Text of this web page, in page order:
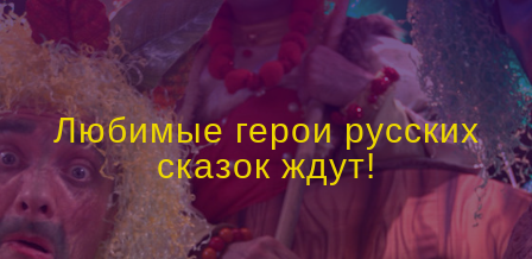
Любимые герои русских
сказок ждут!